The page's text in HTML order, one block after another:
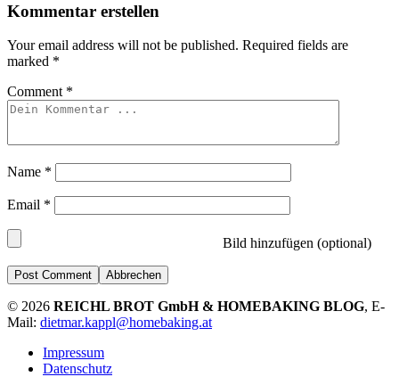
Kommentar erstellen
Your email address will not be published. Required fields are
marked *
Comment *
Name *
Email *
Bild hinzufügen (optional)
Abbrechen
© 2026 REICHL BROT GmbH & HOMEBAKING BLOG, E-
Mail: dietmar.kappl@homebaking.at
Impressum
Datenschutz